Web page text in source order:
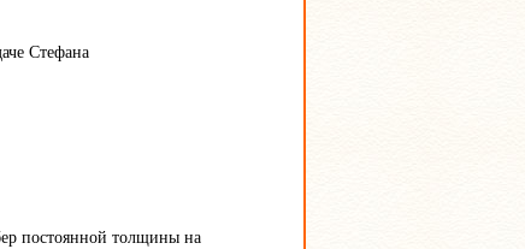
Стефана
постоянной толщины на